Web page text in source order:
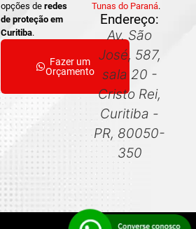
opções deredes
de proteção em
Curitiba.
Fazer um
Orçamento
Tunas do Paraná.
Endereço:
Av. São
José, 587,
sala 20 -
Cristo Rei,
Curitiba -
PR, 80050-
350